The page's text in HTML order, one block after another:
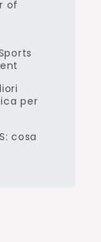
of
per
cosa